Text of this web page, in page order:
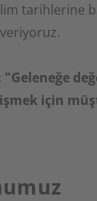
tarihlerine
için